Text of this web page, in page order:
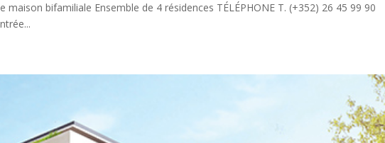
maison bifamiliale Ensemble de 4 résidences TÉLÉPHONE T. (+352) 26 45 99 90